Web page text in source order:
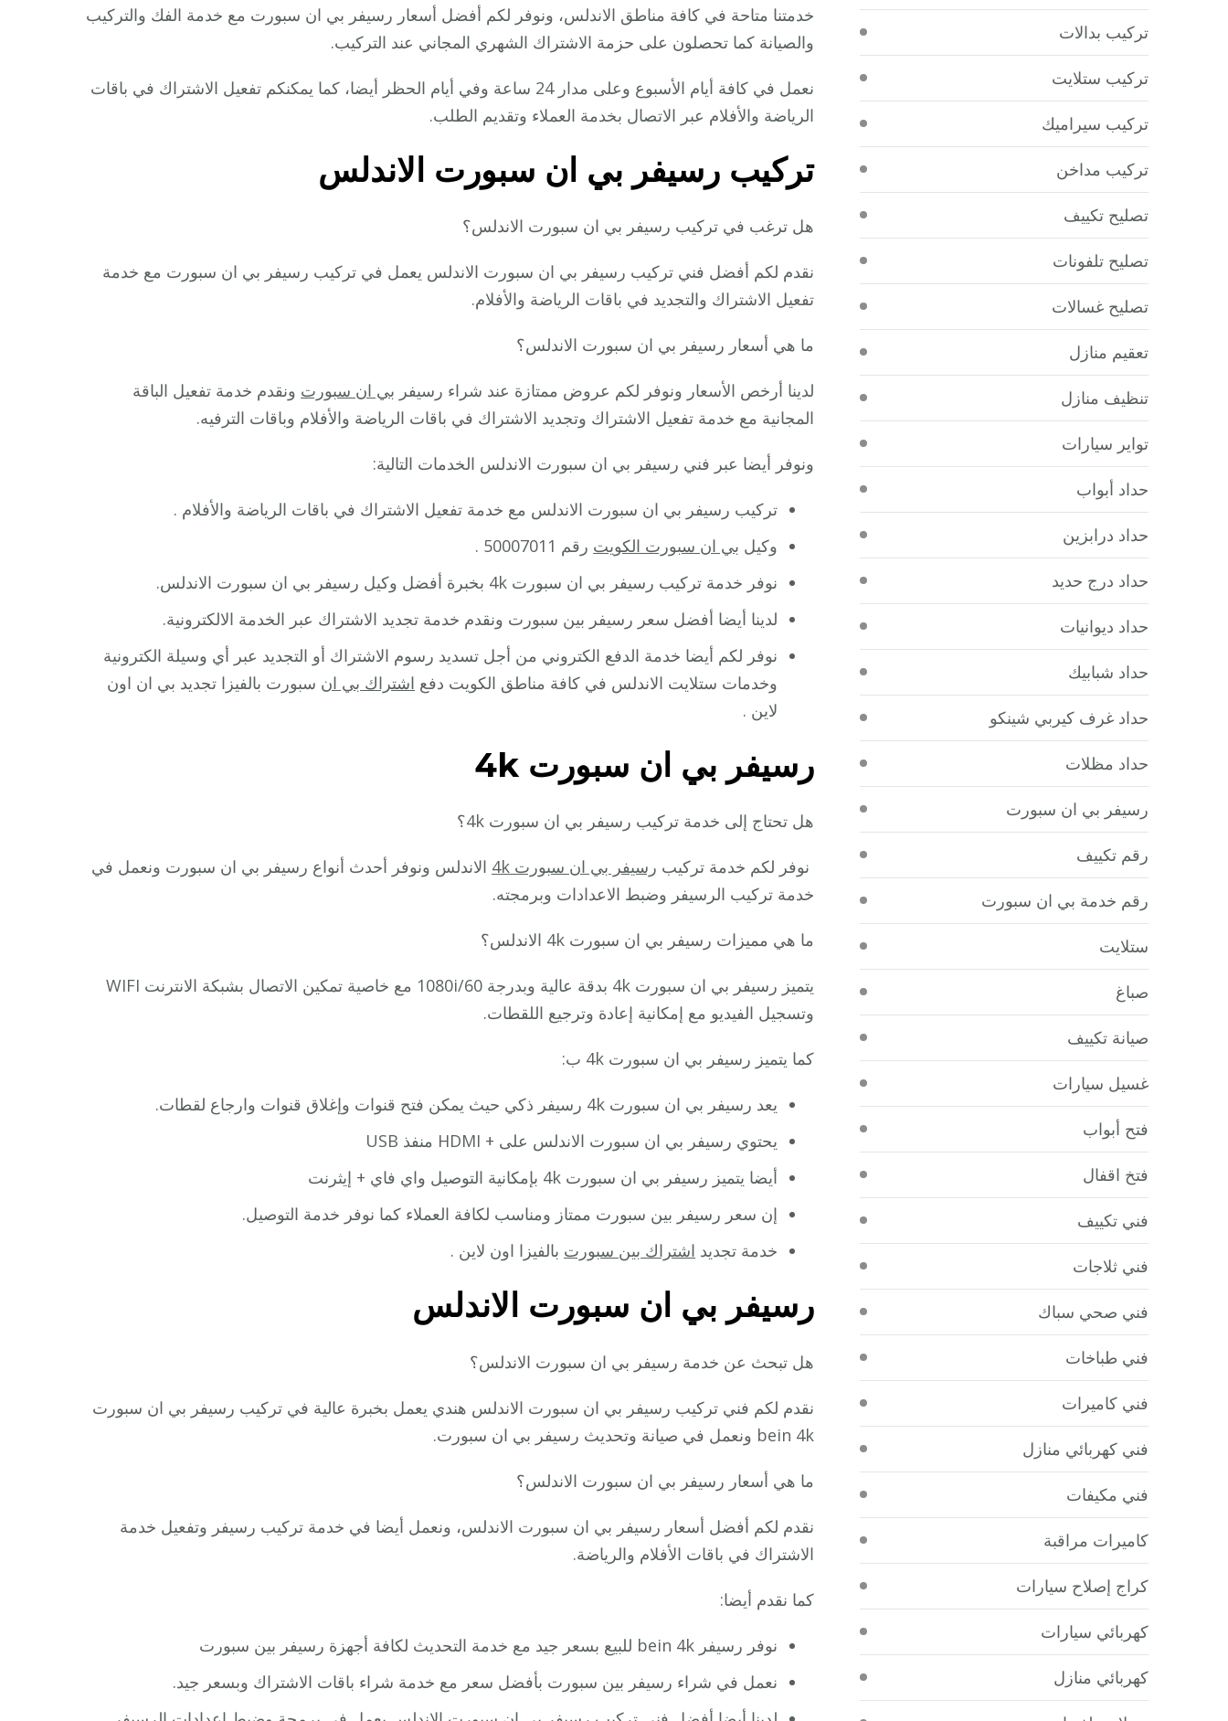
خدمتنا متاحة في كافة مناطق الاندلس، ونوفر لكم أفضل أسعار رسيفر بي ان سبورت مع خدمة الفك والتركيب
والصيانة كما تحصلون على حزمة الاشتراك الشهري المجاني عند التركيب.
نعمل في كافة أيام الأسبوع وعلى مدار 24 ساعة وفي أيام الحظر أيضا، كما يمكنكم تفعيل الاشتراك في باقات
الرياضة والأفلام عبر الاتصال بخدمة العملاء وتقديم الطلب.
تركيب رسيفر بي ان سبورت الاندلس
هل ترغب في تركيب رسيفر بي ان سبورت الاندلس؟
نقدم لكم أفضل فني تركيب رسيفر بي ان سبورت الاندلس يعمل في تركيب رسيفر بي ان سبورت مع خدمة
تفعيل الاشتراك والتجديد في باقات الرياضة والأفلام.
ما هي أسعار رسيفر بي ان سبورت الاندلس؟
لدينا أرخص الأسعار ونوفر لكم عروض ممتازة عند شراء رسيفر بي ان سبورت ونقدم خدمة تفعيل الباقة
المجانية مع خدمة تفعيل الاشتراك وتجديد الاشتراك في باقات الرياضة والأفلام وباقات الترفيه.
ونوفر أيضا عبر فني رسيفر بي ان سبورت الاندلس الخدمات التالية:
تركيب رسيفر بي ان سبورت الاندلس مع خدمة تفعيل الاشتراك في باقات الرياضة والأفلام .
وكيل بي ان سبورت الكويت رقم 50007011 .
نوفر خدمة تركيب رسيفر بي ان سبورت 4k بخبرة أفضل وكيل رسيفر بي ان سبورت الاندلس.
لدينا أيضا أفضل سعر رسيفر بين سبورت ونقدم خدمة تجديد الاشتراك عبر الخدمة الالكترونية.
نوفر لكم أيضا خدمة الدفع الكتروني من أجل تسديد رسوم الاشتراك أو التجديد عبر أي وسيلة الكترونية
وخدمات ستلايت الاندلس في كافة مناطق الكويت دفع اشتراك بي ان سبورت بالفيزا تجديد بي ان اون
لاين .
رسيفر بي ان سبورت 4k
هل تحتاج إلى خدمة تركيب رسيفر بي ان سبورت 4k؟
نوفر لكم خدمة تركيب رسيفر بي ان سبورت 4k
الاندلس ونوفر أحدث أنواع رسيفر بي ان سبورت ونعمل في
خدمة تركيب الرسيفر وضبط الاعدادات وبرمجته.
ما هي مميزات رسيفر بي ان سبورت 4k الاندلس؟
يتميز رسيفر بي ان سبورت 4k بدقة عالية وبدرجة 1080i/60 مع خاصية تمكين الاتصال بشبكة الانترنت WIFI
وتسجيل الفيديو مع إمكانية إعادة وترجيع اللقطات.
كما يتميز رسيفر بي ان سبورت 4k ب:
يعد رسيفر بي ان سبورت 4k رسيفر ذكي حيث يمكن فتح قنوات وإغلاق قنوات وارجاع لقطات.
يحتوي رسيفر بي ان سبورت الاندلس على + HDMI منفذ USB
أيضا يتميز رسيفر بي ان سبورت 4k بإمكانية التوصيل واي فاي + إيثرنت
إن سعر رسيفر بين سبورت ممتاز ومناسب لكافة العملاء كما نوفر خدمة التوصيل.
خدمة تجديد اشتراك بين سبورت بالفيزا اون لاين .
رسيفر بي ان سبورت الاندلس
هل تبحث عن خدمة رسيفر بي ان سبورت الاندلس؟
نقدم لكم فني تركيب رسيفر بي ان سبورت الاندلس هندي يعمل بخبرة عالية في تركيب رسيفر بي ان سبورت
bein 4k ونعمل في صيانة وتحديث رسيفر بي ان سبورت.
ما هي أسعار رسيفر بي ان سبورت الاندلس؟
نقدم لكم أفضل أسعار رسيفر بي ان سبورت الاندلس، ونعمل أيضا في خدمة تركيب رسيفر وتفعيل خدمة
الاشتراك في باقات الأفلام والرياضة.
كما نقدم أيضا:
نوفر رسيفر bein 4k للبيع بسعر جيد مع خدمة التحديث لكافة أجهزة رسيفر بين سبورت
نعمل في شراء رسيفر بين سبورت بأفضل سعر مع خدمة شراء باقات الاشتراك وبسعر جيد.
تركيب بدالات
تركيب ستلايت
تركيب سيراميك
تركيب مداخن
تصليح تكييف
تصليح تلفونات
تصليح غسالات
تعقيم منازل
تنظيف منازل
تواير سيارات
حداد أبواب
حداد درابزين
حداد درج حديد
حداد ديوانيات
حداد شبابيك
حداد غرف كيربي شينكو
حداد مظلات
رسيفر بي ان سبورت
رقم تكييف
رقم خدمة بي ان سبورت
ستلايت
صباغ
صيانة تكييف
غسيل سيارات
فتح أبواب
فتخ اقفال
فني تكييف
فني ثلاجات
فني صحي سباك
فني طباخات
فني كاميرات
فني كهربائي منازل
فني مكيفات
كاميرات مراقبة
كراج إصلاح سيارات
كهربائي سيارات
كهربائي منازل